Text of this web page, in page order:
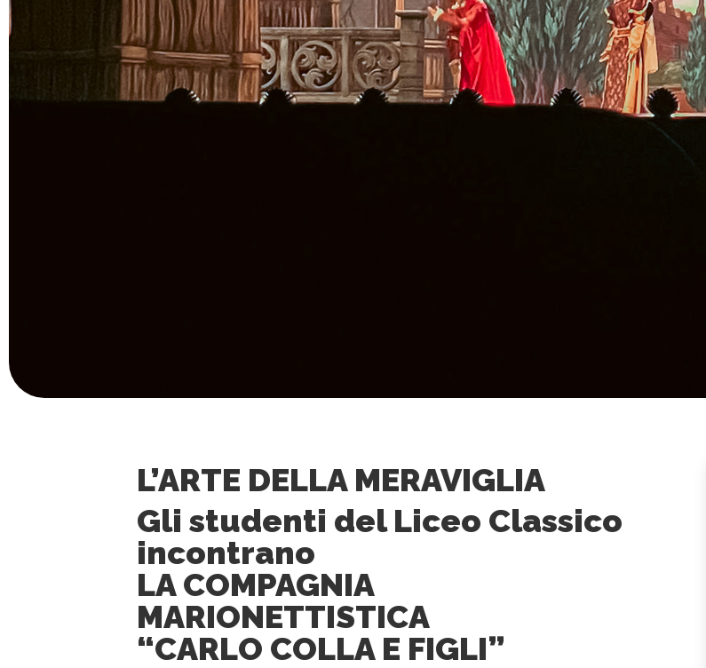
L’ARTE DELLA MERAVIGLIA
Gli studenti del Liceo Classico
incontrano
LA COMPAGNIA
MARIONETTISTICA
“CARLO COLLA E FIGLI”